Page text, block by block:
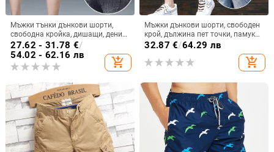
Мъжки тънки дънкови шорти,
свободна кройка, дишащи, деним,
дължина пет четвърти, полиестер
50–70%
27.62 - 31.78 €/
54.02 - 62.16 лв
add_shopping_cart
Мъжки дънкови шорти, свободен
крой, дължина пет точки, памук
70–80%, корейски стил
32.87 €/64.29 лв
add_shopping_cart